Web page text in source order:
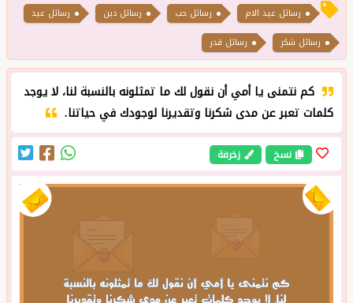
رسائل عيد الام رسائل حب رسائل دين
رسائل عيد
رسائل شكر
رسائل قدر
كم نتمنى يا أمي أن نقول لك ما تمثلونه بالنسبة لنا، لا يوجد
كلمات تعبر عن مدى شكرنا وتقديرنا لوجودك في حياتنا.
نسخ زخرفة